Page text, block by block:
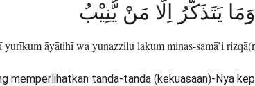
يَتَذَكَّرُ اِلَّا مَنْ يُّنِيْبُ
āyātihī wa yunazzilu lakum minas-samā’i
memperlihatkan tanda-tanda (kekuasaan)-Nya